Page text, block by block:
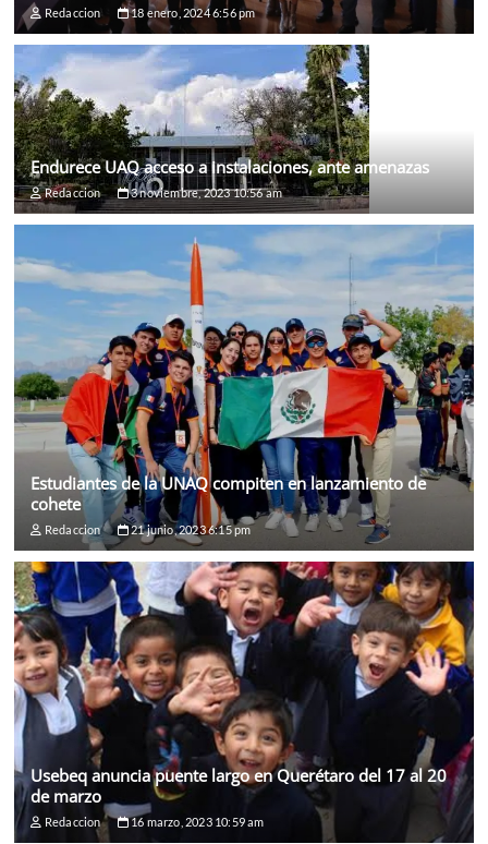
Redaccion 18 enero, 2024 6:56 pm
Endurece UAQ acceso a instalaciones, ante amenazas
Redaccion 3 noviembre, 2023 10:56 am
Estudiantes de la UNAQ compiten en lanzamiento de
cohete
Redaccion 21 junio, 2023 6:15 pm
Usebeq anuncia puente largo en Querétaro del 17 al 20
de marzo
Redaccion 16 marzo, 2023 10:59 am